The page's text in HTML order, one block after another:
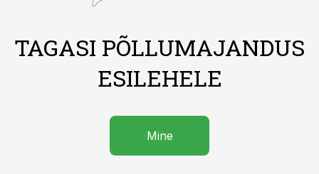
TAGASI PÕLLUMAJANDUS
ESILEHELE
Mine